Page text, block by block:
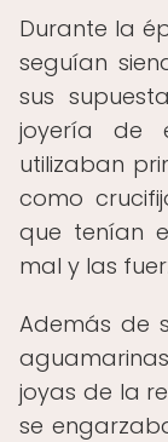
Durante la
seguían
sus
joyería de
utilizaban
como
que tenían
mal y las
Además de
joyas de la
se